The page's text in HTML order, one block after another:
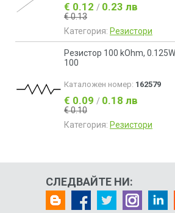
€ 0.12 / 0.23 лв
€ 0.13
Категория: Резистори
Резистор 100 kOhm,
100
Каталожен номер: 162579
€ 0.09 / 0.18 лв
€ 0.10
Категория: Резистори
СЛЕДВАЙТЕ НИ: